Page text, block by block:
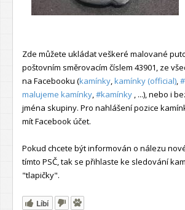
Zde můžete ukládat veškeré malované
poštovním směrovacím číslem 43901, ze
na Facebooku (kamínky kamínky (official)
malujeme kamínky #kamínky , ...), nebo i
jména skupiny. Pro nahlášení pozice
mít Facebook účet.
Pokud chcete být informován o nálezu
tímto PSČ, tak se přihlaste ke sledování
"tlapičky".
Líbí